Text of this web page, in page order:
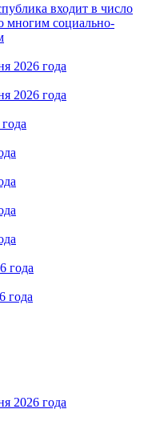
входит в число
многим социально-
2026 года
2026 года
года
года
2026 года